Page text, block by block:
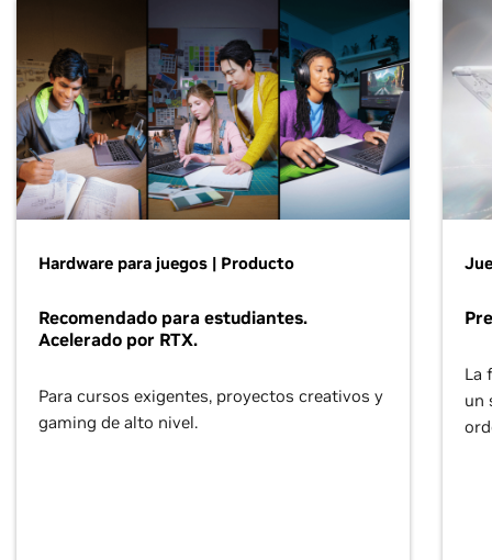
Hardware para juegos | Producto
Recomendado para estudiantes.
Acelerado por RTX.
Para cursos exigentes, proyectos creativos y
gaming de alto nivel.
La
un